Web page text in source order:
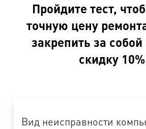
Пройдите тест,
точную цену
закрепить за
скидку
Вид неисправности